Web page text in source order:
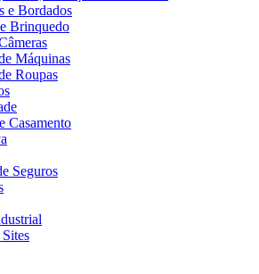
e Bordados
Brinquedo
Máquinas
Roupas
Casamento
Seguros